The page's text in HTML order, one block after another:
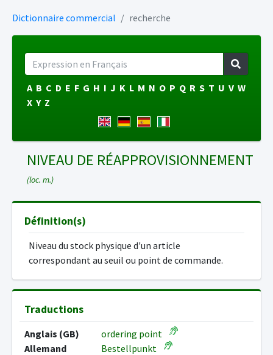
Dictionnaire commercial recherche
A B C D E F G H I J K L M N O P Q R S T U V W
X Y Z
NIVEAU DE RÉAPPROVISIONNEMENT
(loc. m.)
Définition(s)
Niveau du stock physique d'un article
correspondant au seuil ou point de commande.
Traductions
Anglais (GB)
ordering point
Allemand
Bestellpunkt